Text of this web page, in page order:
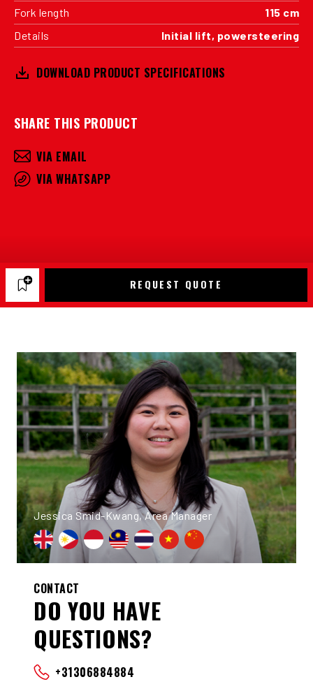
Fork length
115 cm
Details
Initial lift, powersteering
DOWNLOAD PRODUCT SPECIFICATIONS
SHARE THIS PRODUCT
VIA EMAIL
VIA WHATSAPP
REQUEST QUOTE
Jessica Smid-Kwang, Area Manager
CONTACT
DO YOU HAVE
QUESTIONS?
+31306884884